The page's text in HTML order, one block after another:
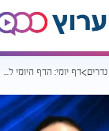
דף יומי: הדף היומי לצפייה - נדרים ט' - ט' חשוון